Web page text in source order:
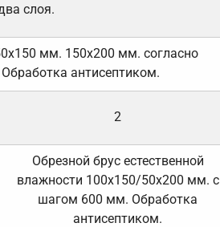
слоя.
мм. 150х200 мм. согласно
антисептиком.
2
Обрезной брус естественной
влажности 100х150/50х200 мм. с
шагом 600 мм. Обработка
антисептиком.